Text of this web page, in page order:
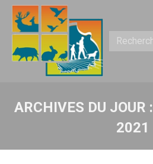
Recherche
ARCHIVES DU JOUR :
2021